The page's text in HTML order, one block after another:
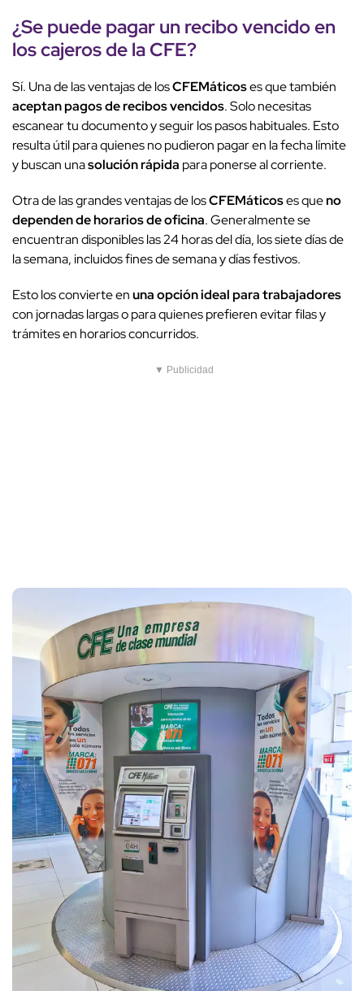
¿Se puede pagar un recibo vencido en
los cajeros de la CFE?
Sí. Una de las ventajas de losCFEMáticoses que también
aceptan pagos de recibos vencidos. Solo necesitas
escanear tu documento y seguir los pasos habituales. Esto
resulta útil para quienes no pudieron pagar en la fecha límite
y buscan unasolución rápida para ponerse al corriente.
Otra de las grandes ventajas de losCFEMáticoses queno
dependen de horarios de oficina. Generalmente se
encuentran disponibles las 24 horas del día, los siete días de
la semana, incluidos fines de semana y días festivos.
Esto los convierte enuna opción ideal para trabajadores
con jornadas largas o para quienes prefieren evitar filas y
trámites en horarios concurridos.
▼ Publicidad